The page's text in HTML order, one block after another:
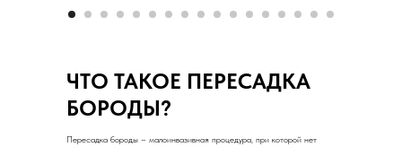
ЧТО ТАКОЕ ПЕРЕСАДКА
БОРОДЫ?
Пересадка бороды – малоинвазивная процедура, при которой нет